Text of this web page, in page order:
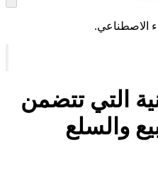
الاصطناعي.
التي تتضمن
والسلع